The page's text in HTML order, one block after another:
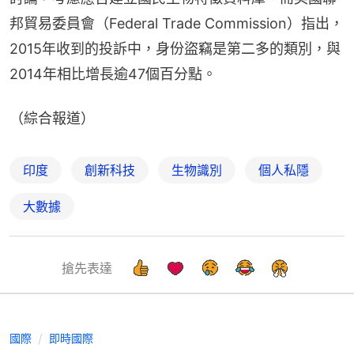
邦貿易委員會（Federal Trade Commission）指出，
2015年收到的投訴中，身份盜竊是第二多的類別，與
2014年相比增長逾47個百分點。
（綜合報道）
印度 創新科技 生物識別 個人私隱
大數據
搶先表達
國際 即時國際